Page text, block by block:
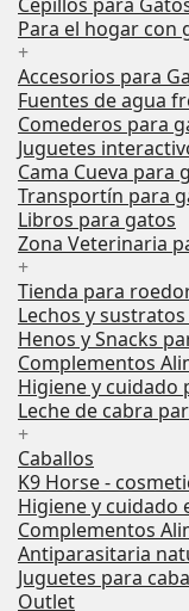
Para el hogar con
+
Accesorios para
Fuentes de agua
Comederos para
Juguetes
Cama Cueva para
Transportín para
Libros para gatos
Zona Veterinaria
+
Tienda para
Lechos y
Henos y Snacks
Complementos
Higiene y cuidado
Leche de cabra
+
Caballos
K9 Horse -
Higiene y cuidado
Complementos
Antiparasitaria
Juguetes para
Outlet